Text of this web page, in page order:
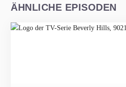
ÄHNLICHE EPISODEN